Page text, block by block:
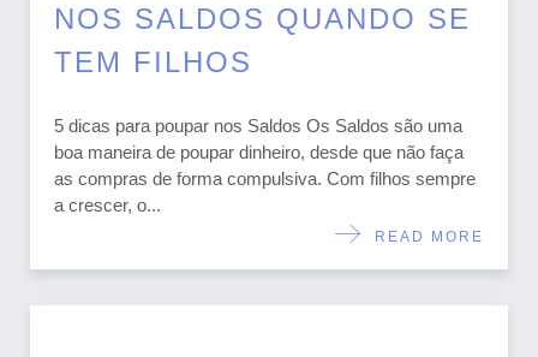
NOS SALDOS QUANDO SE
TEM FILHOS
5 dicas para poupar nos Saldos Os Saldos são uma
boa maneira de poupar dinheiro, desde que não faça
as compras de forma compulsiva. Com filhos sempre
a crescer, o...
READ MORE